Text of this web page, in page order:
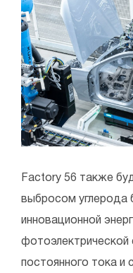
Factory 56 также
выбросом углерода
инновационной
фотоэлектрической
постоянного тока и